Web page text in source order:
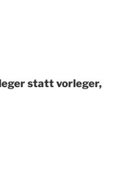
statt vorleger,